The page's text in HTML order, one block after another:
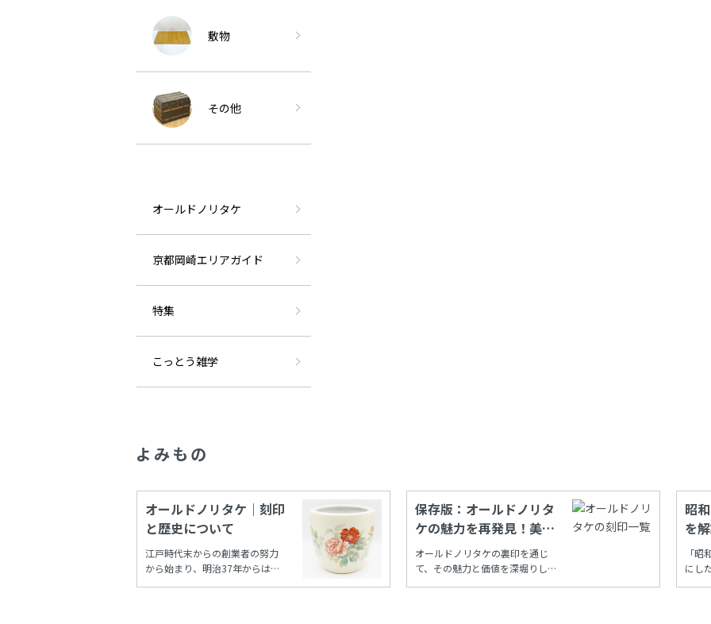
敷物
その他
オールドノリタケ
京都岡崎エリアガイド
特集
こっとう雑学
よみもの
オールドノリタケ｜刻印
と歴史について
江戸時代末からの創業者の努力
から始まり、明治37年からは国
保存版：オールドノリタ
ケの魅力を再発見！美し
い裏印の秘密
オールドノリタケの裏印を通じ
て、その魅力と価値を深堀りし
昭
を
由
「
にし